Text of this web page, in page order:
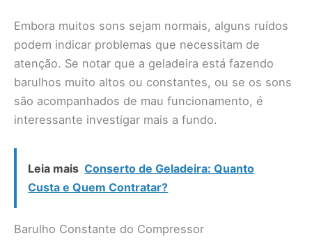
Embora muitos sons sejam normais, alguns ruídos
podem indicar problemas que necessitam de
atenção. Se notar que a geladeira está fazendo
barulhos muito altos ou constantes, ou se os sons
são acompanhados de mau funcionamento, é
interessante investigar mais a fundo.
Leia mais Conserto de Geladeira: Quanto
Custa e Quem Contratar?
Barulho Constante do Compressor